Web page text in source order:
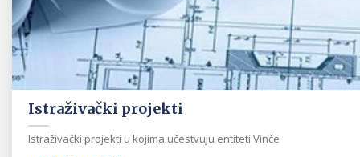
Istraživački projekti
Istraživački projekti u kojima učestvuju entiteti Vinče